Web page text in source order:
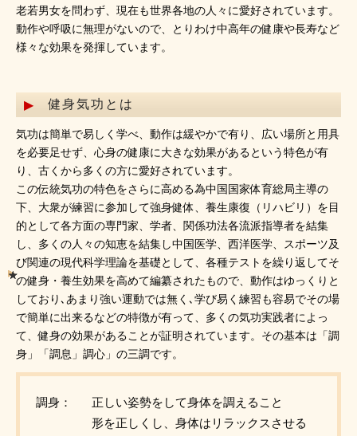
老若男女を問わず、現在も世界各地の人々に愛好されています。
動作や呼吸に無理がないので、とりわけ中高年の健康や長寿など
様々な効果を発揮しています。
健身気功とは
気功は簡単で易しく学べ、動作は緩やかで有り、広い場所と用具
を必要足せず、心身の健康に大きな効果があるという特色が有
り、古くから多くの方に愛好されています。
この伝統気功の特色をさらに高める為中国国家体育総局主導の
下、大衆が練習に参加して強身健体、養生康復（リハビリ）を目
的として各方面の専門家、学者、関係功法各流派指導者を結集
し、多くの人々の知恵を結集し中国医学、西洋医学、スポーツ及
び関連の現代科学理論を基礎として、各種テストを繰り返してそ
の健身・養生効果を高めて編纂されたもので、動作はゆっくりと
しており､あまり強い運動では無く､学び易く練習も容易でその場
で簡単に出来るなどの特徴が有って、多くの気功実践者によっ
て、健身の効果があることが証明されています。その基本は「調
身」「調息」調心」の三調です。
調身：
正しい姿勢をして身体を調えること
形を正しくし、身体はリラックスさせる